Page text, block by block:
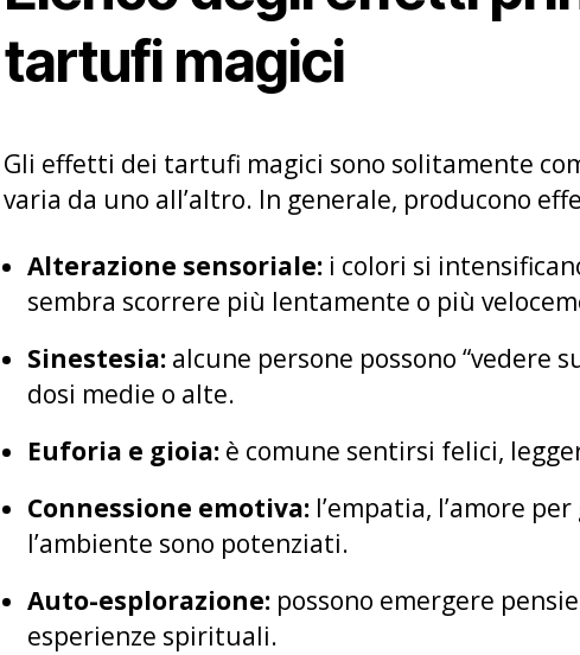
tartufi magici
Gli effetti dei tartufi magici sono solitamente
varia da uno all’altro. In generale, producono
Alterazione sensoriale: i colori si
sembra scorrere più lentamente o più
Sinestesia: alcune persone possono “vedere
dosi medie o alte.
Euforia e gioia: è comune sentirsi felici,
Connessione emotiva: l’empatia, l’amore
l’ambiente sono potenziati.
Auto-esplorazione: possono emergere
esperienze spirituali.